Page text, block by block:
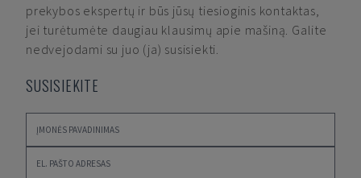
prekybos ekspertų ir būs jūsų tiesioginis kontaktas,
jei turėtumėte daugiau klausimų apie mašiną. Galite
nedvejodami su juo (ja) susisiekti.
SUSISIEKITE